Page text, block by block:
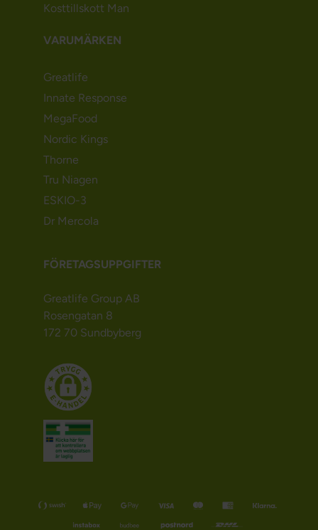
Kosttillskott Man
VARUMÄRKEN
Greatlife
Innate Response
MegaFood
Nordic Kings
Thorne
Tru Niagen
ESKIO-3
Dr Mercola
FÖRETAGSUPPGIFTER
Greatlife Group AB
Rosengatan 8
172 70 Sundbyberg